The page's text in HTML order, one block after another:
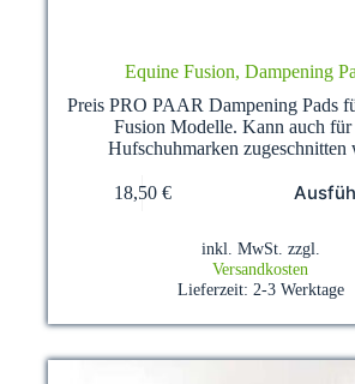
Equine Fusion, Dampening
Preis PRO PAAR Dampening Pads
Fusion Modelle. Kann auch für
Hufschuhmarken zugeschnitten
18,50 €
Optionen
inkl. MwSt. zzgl.
Versandkosten
Lieferzeit: 2-3 Werktage